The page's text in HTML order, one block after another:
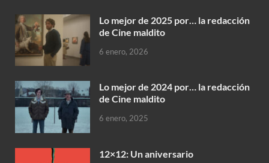
Lo mejor de 2025 por… la redacción
de Cine maldito
6 enero, 2026
Lo mejor de 2024 por… la redacción
de Cine maldito
6 enero, 2025
12×12: Un aniversario